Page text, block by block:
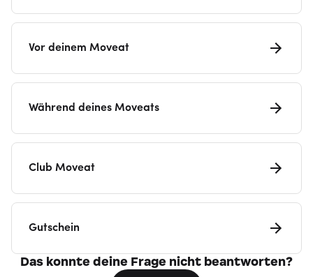
Vor deinem Moveat
Während deines Moveats
Club Moveat
Gutschein
Das konnte deine Frage nicht beantworten?